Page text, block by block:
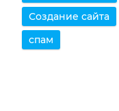
Создание сайта
спам